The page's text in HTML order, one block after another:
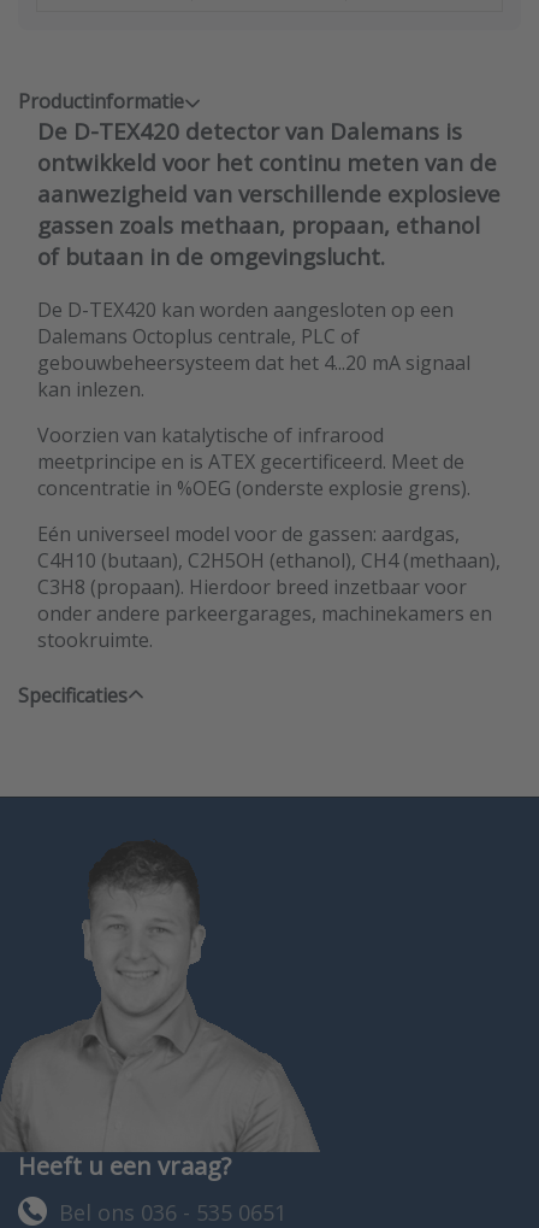
Productinformatie
De D-TEX420 detector van Dalemans is
ontwikkeld voor het continu meten van de
aanwezigheid van verschillende explosieve
gassen zoals methaan, propaan, ethanol
of butaan in de omgevingslucht.
De D-TEX420 kan worden aangesloten op een
Dalemans Octoplus centrale, PLC of
gebouwbeheersysteem dat het 4...20 mA signaal
kan inlezen.
Voorzien van katalytische of infrarood
meetprincipe en is ATEX gecertificeerd. Meet de
concentratie in %OEG (onderste explosie grens).
Eén universeel model voor de gassen: aardgas,
C4H10 (butaan), C2H5OH (ethanol), CH4 (methaan),
C3H8 (propaan). Hierdoor breed inzetbaar voor
onder andere parkeergarages, machinekamers en
stookruimte.
Specificaties
Heeft u een vraag?
Bel ons 036 - 535 0651